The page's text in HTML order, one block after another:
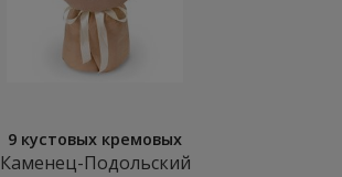
9 кустовых кремовых
Каменец-Подольский